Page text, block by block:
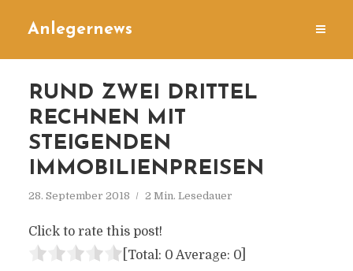
Anlegernews
RUND ZWEI DRITTEL
RECHNEN MIT
STEIGENDEN
IMMOBILIENPREISEN
28. September 2018 2 Min. Lesedauer
Click to rate this post!
[Total: 0 Average: 0]